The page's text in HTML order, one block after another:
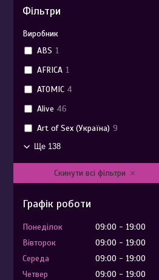
Фільтри
Виробник
ABS 1
AFRICA 1
ATOMIC 4
Alive 46
Art of Sex (Україна) 9
Ще 138
Скинути всі фільтри
Графік роботи
Понеділок 09:00
19:00
Вівторок
09:00
19:00
Середа
09:00
19:00
Четвер
09:00
19:00